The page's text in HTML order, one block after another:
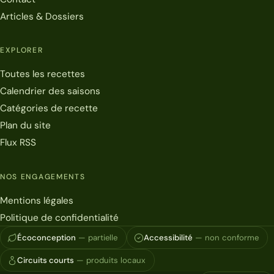
Articles & Dossiers
EXPLORER
Toutes les recettes
Calendrier des saisons
Catégories de recette
Plan du site
Flux RSS
NOS ENGAGEMENTS
Mentions légales
Politique de confidentialité
Écoconception — partielle Accessibilité — non conforme
Circuits courts — produits locaux